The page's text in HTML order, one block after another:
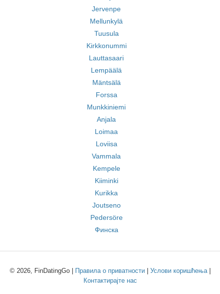
Jervenpe
Mellunkylä
Tuusula
Kirkkonummi
Lauttasaari
Lempäälä
Mäntsälä
Forssa
Munkkiniemi
Anjala
Loimaa
Loviisa
Vammala
Kempele
Kiiminki
Kurikka
Joutseno
Pedersöre
Финска
© 2026, FinDatingGo | Правила о приватности| Услови коришћења|
Контактирајте нас